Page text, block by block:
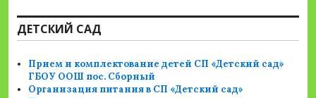
ДЕТСКИЙ САД
Прием и комплектование детей СП «Детский сад»
ГБОУ ООШ пос. Сборный
Организация питания в СП «Детский сад»